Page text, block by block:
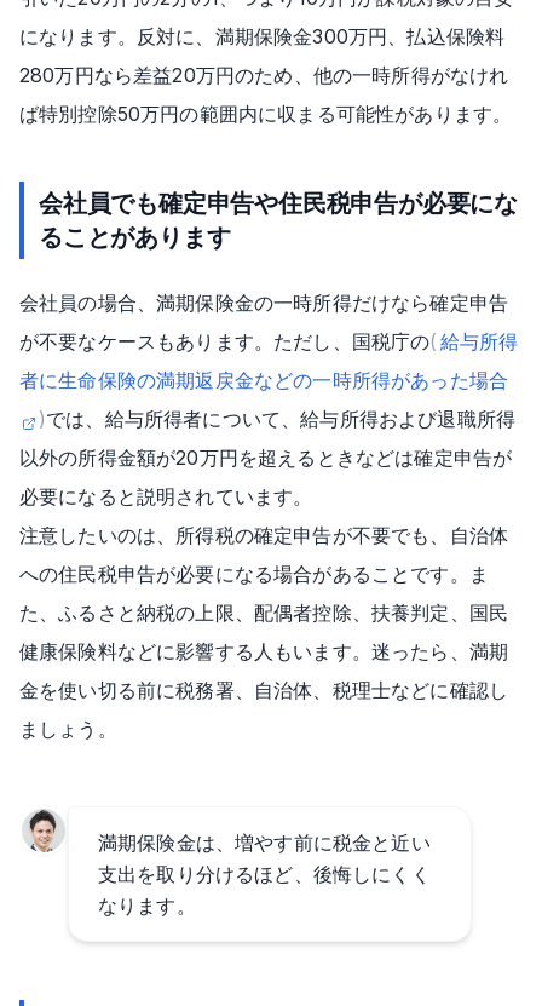
になります。反対に、満期保険金300万円、払込保険料
280万円なら差益20万円のため、他の一時所得がなけれ
ば特別控除50万円の範囲内に収まる可能性があります。
会社員でも確定申告や住民税申告が必要にな
ることがあります
会社員の場合、満期保険金の一時所得だけなら確定申告
が不要なケースもあります。ただし、国税庁の( 給与所得
者に生命保険の満期返戻金などの一時所得があった場合
)では、給与所得者について、給与所得および退職所得
以外の所得金額が20万円を超えるときなどは確定申告が
必要になると説明されています。
注意したいのは、所得税の確定申告が不要でも、自治体
への住民税申告が必要になる場合があることです。ま
た、ふるさと納税の上限、配偶者控除、扶養判定、国民
健康保険料などに影響する人もいます。迷ったら、満期
金を使い切る前に税務署、自治体、税理士などに確認し
ましょう。
満期保険金は、増やす前に税金と近い
支出を取り分けるほど、後悔しにくく
なります。